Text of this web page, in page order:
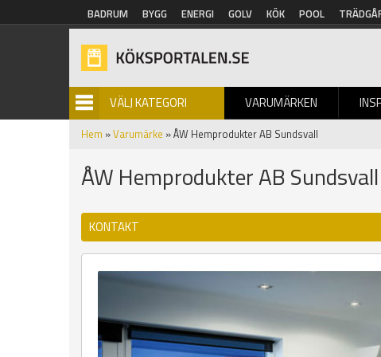
Hoppa till huvudinnehåll
BADRUM BYGG ENERGI GOLV KÖK POOL
VÄLJ KATEGORI VARUMÄRKEN
BILDGALLERI
Hem »Varumärke » ÅW Hemprodukter AB Sundsvall
ÅW Hemprodukter AB Sundsvall
KONTAKT